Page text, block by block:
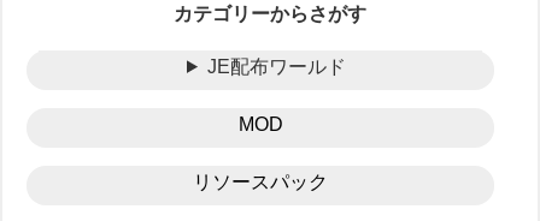
カテゴリーからさがす
JE配布ワールド
MOD
リソースパック